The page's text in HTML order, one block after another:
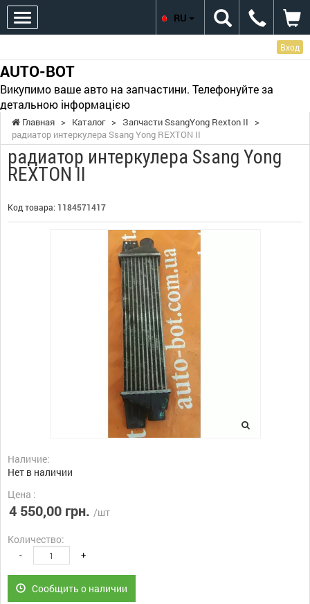
Вход
AUTO-BOT
Викупимо ваше авто на запчастини. Телефонуйте за
детальною інформацією
RU
Главная > Каталог > Запчасти SsangYong Rexton II
>
радиатор интеркулера Ssang Yong REXTON II
радиатор интеркулера Ssang Yong
REXTON II
Код товара: 1184571417
Наличие:
Нет в наличии
Цена :
4 550,00 грн. /шт
Количество:
- +
Сообщить о наличии